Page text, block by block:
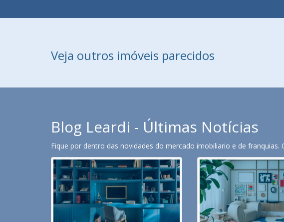
Veja outros imóveis parecidos
Blog Leardi - Últimas Notícias
Fique por dentro das novidades do mercado imobiliario e de franquias.